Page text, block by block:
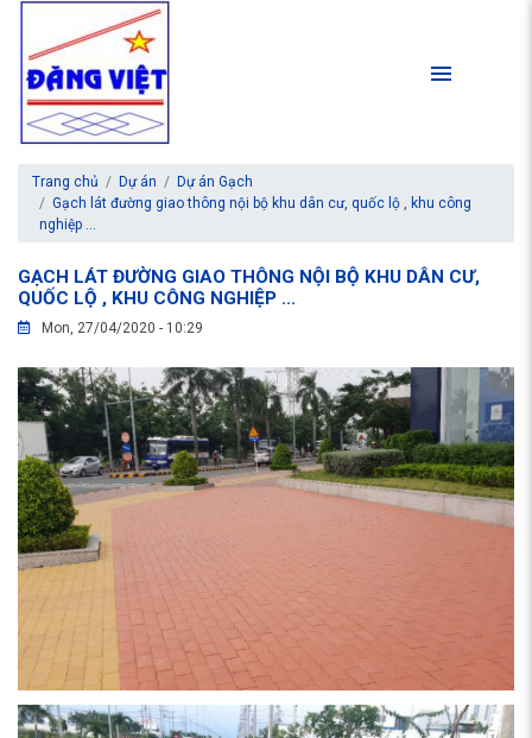
Trang chủ Dự án
Dự án Gạch
Gạch lát đường giao thông nội bộ khu dân cư, quốc lộ , khu công
nghiệp ...
GẠCH LÁT ĐƯỜNG GIAO THÔNG NỘI BỘ KHU DÂN CƯ,
QUỐC LỘ , KHU CÔNG NGHIỆP ...
Mon, 27/04/2020 - 10:29